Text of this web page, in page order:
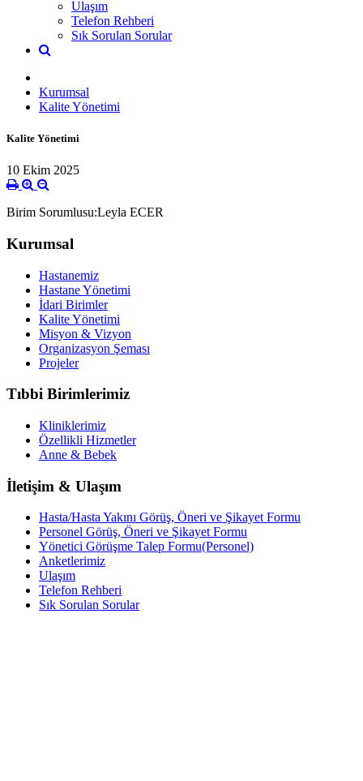
Ulaşım
Telefon Rehberi
Sık Sorulan Sorular
Kurumsal
Kalite Yönetimi
Kalite Yönetimi
10 Ekim 2025
Birim Sorumlusu:Leyla ECER
Kurumsal
Hastanemiz
Hastane Yönetimi
İdari Birimler
Kalite Yönetimi
Misyon & Vizyon
Organizasyon Şeması
Projeler
Tıbbi Birimlerimiz
Kliniklerimiz
Özellikli Hizmetler
Anne & Bebek
İletişim & Ulaşım
Hasta/Hasta Yakını Görüş, Öneri ve Şikayet Formu
Personel Görüş, Öneri ve Şikayet Formu
Yönetici Görüşme Talep Formu(Personel)
Anketlerimiz
Ulaşım
Telefon Rehberi
Sık Sorulan Sorular